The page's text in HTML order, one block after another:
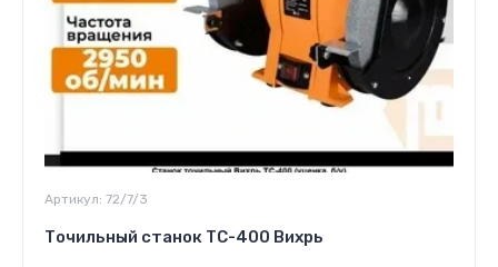
Артикул: 72/7/3
Точильный станок ТС-400 Вихрь